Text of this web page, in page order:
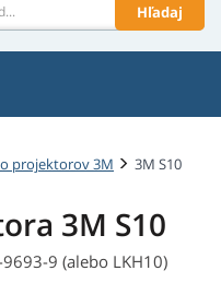
Hľadaj
projektorov 3M 3M S10
3M S10
9 (alebo LKH10)